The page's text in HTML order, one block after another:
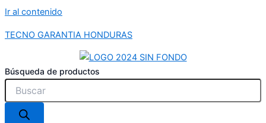
Ir al contenido
TECNO GARANTIA HONDURAS
Búsqueda de productos